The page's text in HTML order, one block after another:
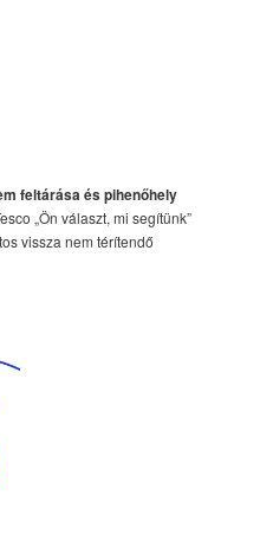
feltárása és pihenőhely
„Ön választ, mi segítünk”
vissza nem térítendő